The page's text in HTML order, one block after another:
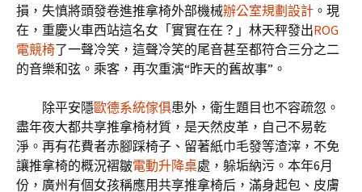
損，失慎將頭發卷進推拿椅外部機械辦公室規劃設計 。現
在，重慶火車西站這名女「實實在在？」林天秤發出ROG
電競椅了一聲冷笑，這聲冷笑的尾音甚至都符合三分之二
的音樂和弦。乘客，再次重演“昨天的舊故事”。
除平安隱歐德系統傢俱患外，衛生題目也不容疏忽。
盡年夜大都共享推拿椅材質，是天然皮革，自己不易乾
淨。再有花費者赤腳踩椅子、留著紙巾毛發等渣滓，不免
讓推拿椅的概況褶皺電動升降桌處，躲垢納污。本年6月
份，廣州有個女孩稱應用共享推拿椅后，滿身起包、皮膚